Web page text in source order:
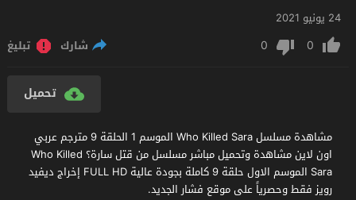
24 يونيو 2021
0
0 شارك تبليغ
تحميل
مشاهدة مسلسل Who Killed Sara الموسم 1 الحلقة 9 مترجم عربي
اون لاين مشاهدة وتحميل مباشر مسلسل من قتل سارة؟ Who Killed
Sara الموسم الاول حلقة 9 كاملة بجودة عالية FULL HD إخراج ديفيد
رويز فقط وحصرياً على موقع فشار الجديد.